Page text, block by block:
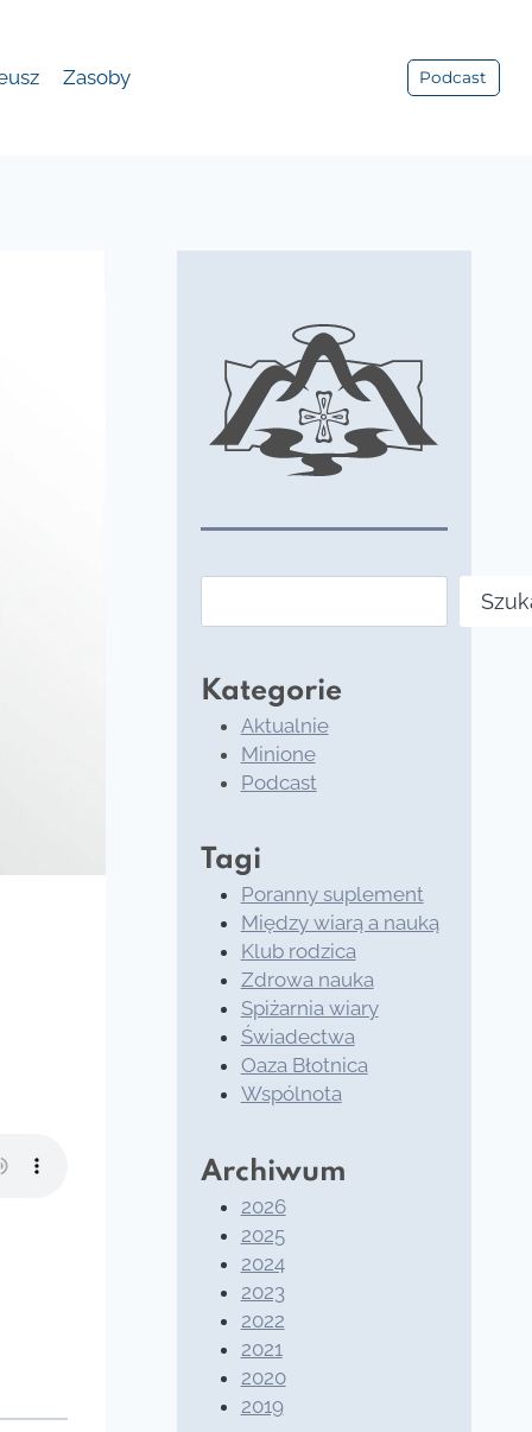
Zasoby Podcast
Kategorie
Aktualnie
Minione
Podcast
Tagi
Poranny suplement
Między wiarą a nauką
Klub rodzica
Zdrowa nauka
Spiżarnia wiary
Świadectwa
Oaza Błotnica
Wspólnota
Archiwum
2026
2025
2024
2023
2022
2021
2020
2019